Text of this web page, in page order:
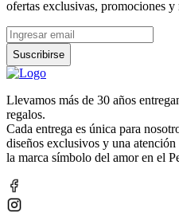
ofertas exclusivas, promociones y
Suscribirse
Llevamos más de 30 años
regalos.
Cada entrega es única para
diseños exclusivos y una
la marca símbolo del amor en el